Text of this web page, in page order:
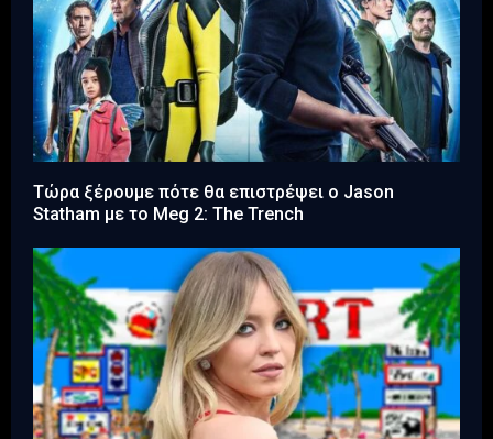
Τώρα ξέρουμε πότε θα επιστρέψει ο Jason
Statham με το Meg 2: The Trench